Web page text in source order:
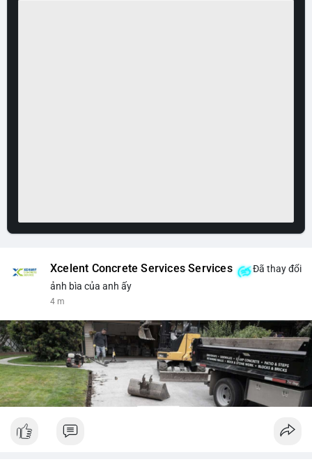
Xcelent Concrete Services Services
Đã thay đổi
ảnh bìa của anh ấy
4 m